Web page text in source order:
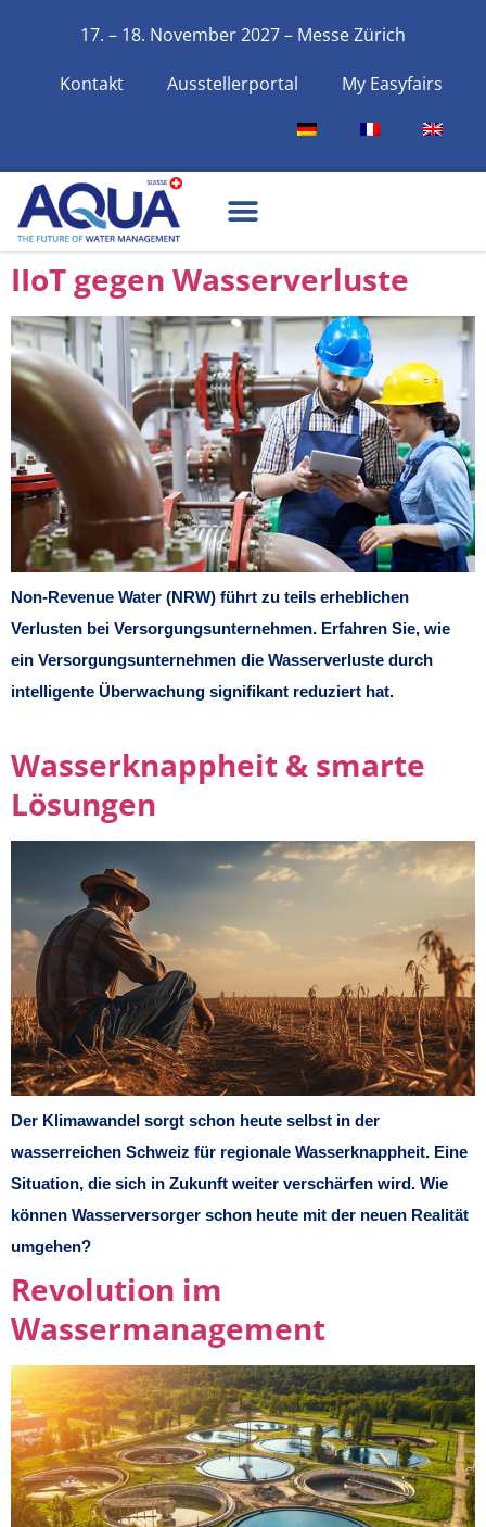
17. – 18. November 2027 – Messe Zürich
Kontakt Ausstellerportal My Easyfairs
IIoT gegen Wasserverluste
Non-Revenue Water (NRW) führt zu teils erheblichen
Verlusten bei Versorgungsunternehmen. Erfahren Sie, wie
ein Versorgungsunternehmen die Wasserverluste durch
intelligente Überwachung signifikant reduziert hat.
Wasserknappheit & smarte
Lösungen
Der Klimawandel sorgt schon heute selbst in der
wasserreichen Schweiz für regionale Wasserknappheit. Eine
Situation, die sich in Zukunft weiter verschärfen wird. Wie
können Wasserversorger schon heute mit der neuen Realität
umgehen?
Revolution im
Wassermanagement